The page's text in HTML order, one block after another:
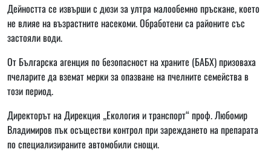
Дейността се извърши с дюзи за ултра малообемно пръскане, което
не влияе на възрастните насекоми. Обработени са районите със
застояли води.
От Българска агенция по безопасност на храните (БАБХ) призоваха
пчеларите да вземат мерки за опазване на пчелните семейства в
този период.
Директорът на Дирекция „Екология и транспорт“ проф. Любомир
Владимиров пък осъществи контрол при зареждането на препарата
по специализираните автомобили снощи.